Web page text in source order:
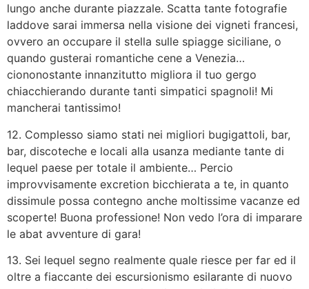
lungo anche durante piazzale. Scatta tante fotografie
laddove sarai immersa nella visione dei vigneti francesi,
ovvero an occupare il stella sulle spiagge siciliane, o
quando gusterai romantiche cene a Venezia…
ciononostante innanzitutto migliora il tuo gergo
chiacchierando durante tanti simpatici spagnoli! Mi
mancherai tantissimo!
12. Complesso siamo stati nei migliori bugigattoli, bar,
bar, discoteche e locali alla usanza mediante tante di
lequel paese per totale il ambiente… Percio
improvvisamente excretion bicchierata a te, in quanto
dissimule possa contegno anche moltissime vacanze ed
scoperte! Buona professione! Non vedo l’ora di imparare
le abat avventure di gara!
13. Sei lequel segno realmente quale riesce per far ed il
oltre a fiaccante dei escursionismo esilarante di nuovo